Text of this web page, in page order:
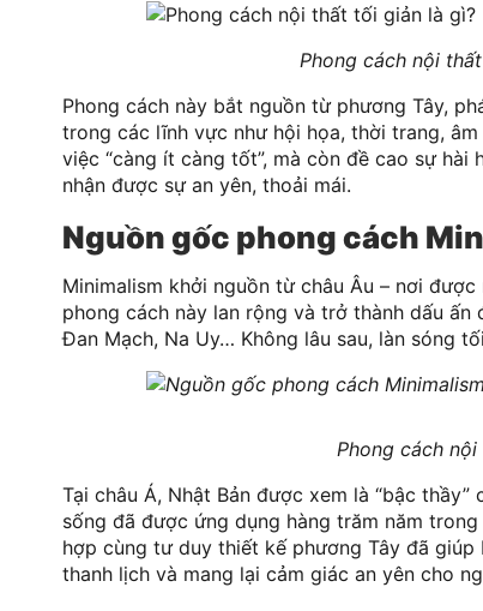
Phong cách nội
Phong cách này bắt nguồn từ phương Tây,
trong các lĩnh vực như hội họa, thời trang,
việc “càng ít càng tốt”, mà còn đề cao sự
nhận được sự an yên, thoải mái.
Nguồn gốc phong cách
Minimalism khởi nguồn từ châu Âu – nơi
phong cách này lan rộng và trở thành dấu
Đan Mạch, Na Uy… Không lâu sau, làn sóng
Phong cách
Tại châu Á, Nhật Bản được xem là “bậc
sống đã được ứng dụng hàng trăm năm
hợp cùng tư duy thiết kế phương Tây đã
thanh lịch và mang lại cảm giác an yên cho